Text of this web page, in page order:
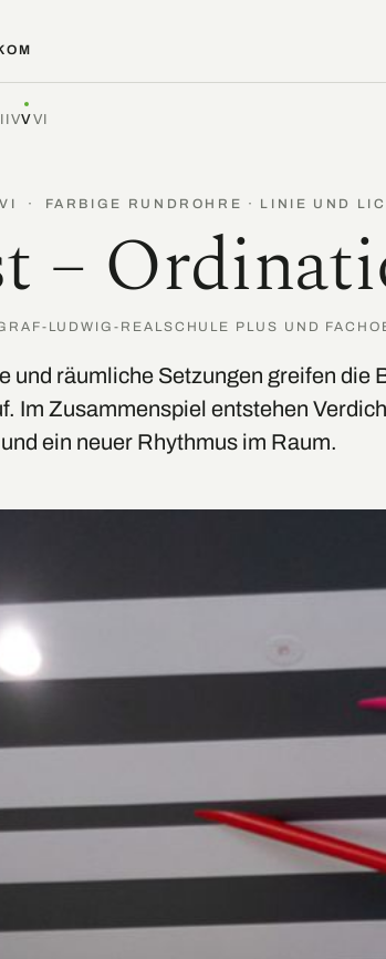
IVVVI
· FARBIGE RUNDROHRE · LINIE UND
–
LUDWIG-REALSCHULE PLUS UND
und räumliche Setzungen greifen die
Im Zusammenspiel entstehen
ein neuer Rhythmus im Raum.